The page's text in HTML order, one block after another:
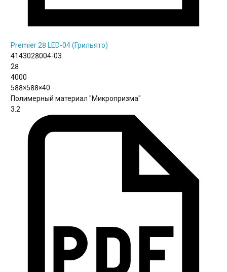
Premier 28 LED-04 (Грильято)
4143028004-03
28
4000
588×588×40
Полимерный материал "Микропризма"
3.2